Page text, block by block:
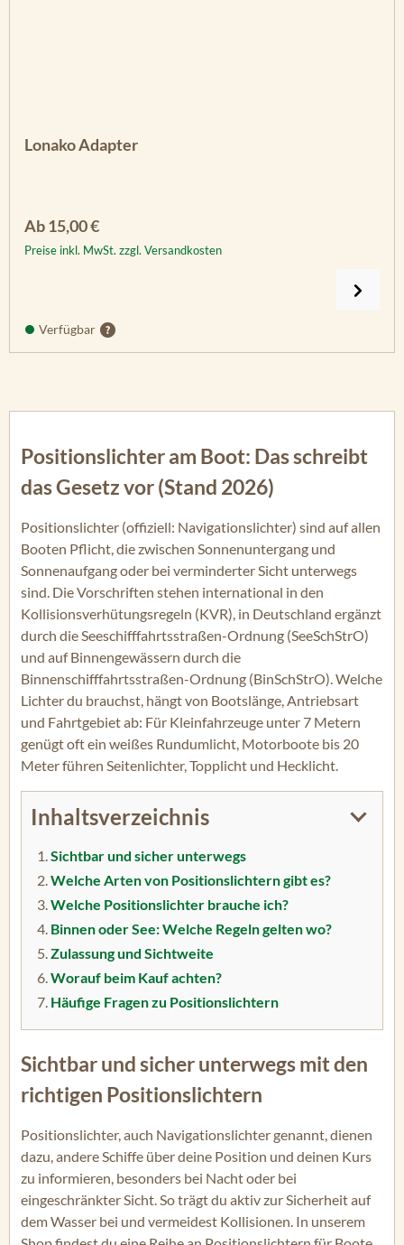
Lonako Adapter
Regulärer Preis:
Ab15,00 €
Preise inkl. MwSt. zzgl. Versandkosten
Verfügbar
Positionslichter am Boot: Das schreibt
das Gesetz vor (Stand 2026)
Positionslichter (offiziell: Navigationslichter) sind auf allen
Booten Pflicht, die zwischen Sonnenuntergang und
Sonnenaufgang oder bei verminderter Sicht unterwegs
sind. Die Vorschriften stehen international in den
Kollisionsverhütungsregeln (KVR), in Deutschland ergänzt
durch die Seeschifffahrtsstraßen-Ordnung (SeeSchStrO)
und auf Binnengewässern durch die
Binnenschifffahrtsstraßen-Ordnung (BinSchStrO). Welche
Lichter du brauchst, hängt von Bootslänge, Antriebsart
und Fahrtgebiet ab: Für Kleinfahrzeuge unter 7 Metern
genügt oft ein weißes Rundumlicht, Motorboote bis 20
Meter führen Seitenlichter, Topplicht und Hecklicht.
Inhaltsverzeichnis
Sichtbar und sicher unterwegs
Welche Arten von Positionslichtern gibt es?
Welche Positionslichter brauche ich?
Binnen oder See: Welche Regeln gelten wo?
Zulassung und Sichtweite
Worauf beim Kauf achten?
Häufige Fragen zu Positionslichtern
Sichtbar und sicher unterwegs mit den
richtigen Positionslichtern
Positionslichter, auch Navigationslichter genannt, dienen
dazu, andere Schiffe über deine Position und deinen Kurs
zu informieren, besonders bei Nacht oder bei
eingeschränkter Sicht. So trägt du aktiv zur Sicherheit auf
dem Wasser bei und vermeidest Kollisionen. In unserem